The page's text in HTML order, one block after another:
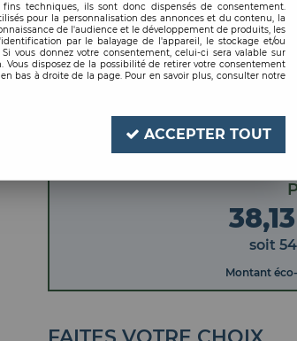
Code produit : 302649
SUPREMA 60X60
Soyez le premier à donner votre
soit 54
Montant
fins techniques, ils sont donc dispensés de consentement.
pour la personnalisation des annonces et du contenu, la
de l'audience et le développement de produits, les
par le balayage de l'appareil, le stockage et/ou
vous donnez votre consentement, celui-ci sera valable sur
Vous disposez de la possibilité de retirer votre consentement
bas à droite de la page. Pour en savoir plus, consulter notre
ACCEPTER TOUT